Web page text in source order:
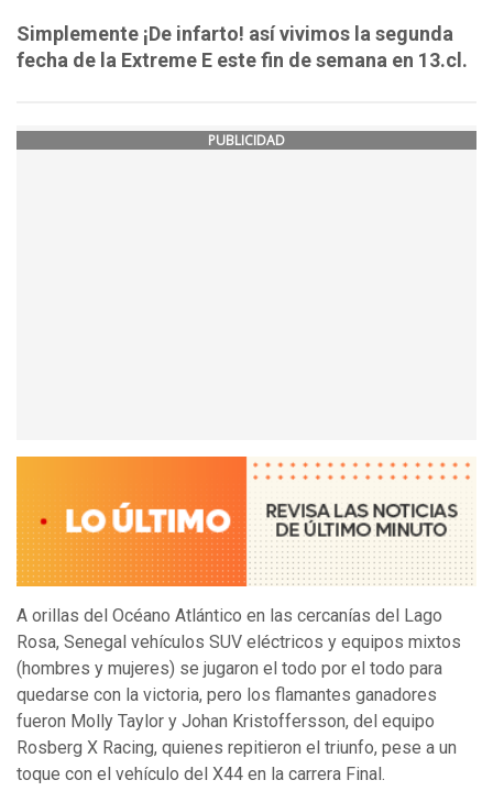
Simplemente ¡De infarto! así vivimos la segunda
fecha de la Extreme E este fin de semana en 13.cl.
PUBLICIDAD
A orillas del Océano Atlántico en las cercanías del Lago
Rosa, Senegal vehículos SUV eléctricos y equipos mixtos
(hombres y mujeres) se jugaron el todo por el todo para
quedarse con la victoria, pero los flamantes ganadores
fueron Molly Taylor y Johan Kristoffersson, del equipo
Rosberg X Racing, quienes repitieron el triunfo, pese a un
toque con el vehículo del X44 en la carrera Final.